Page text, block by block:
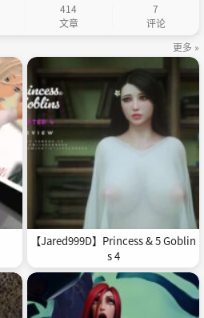
414
文章
7
评论
更多 »
【Jared999D】Princess & 5 Goblin
s 4